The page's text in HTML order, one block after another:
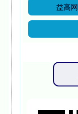
益高网